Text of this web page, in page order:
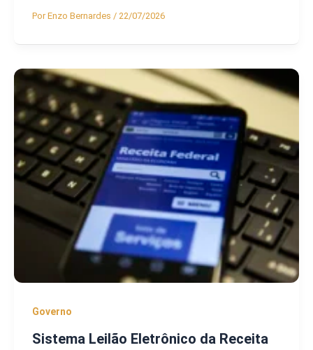
PorEnzo Bernardes / 22/07/2026
Governo
Sistema Leilão Eletrônico da Receita